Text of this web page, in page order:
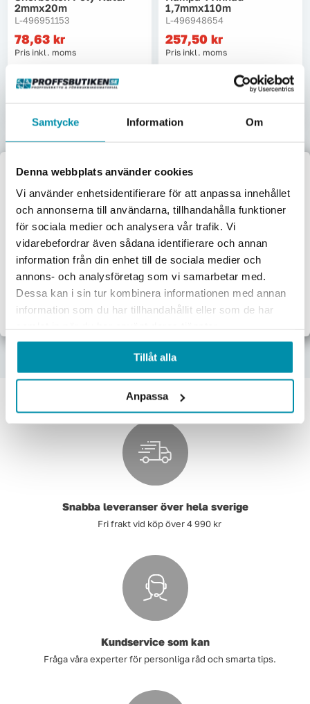
Samtycke Information Om
Denna webbplats använder cookies
Vi använder enhetsidentifierare för att anpassa innehållet
och annonserna till användarna, tillhandahålla funktioner
för sociala medier och analysera vår trafik. Vi
vidarebefordrar även sådana identifierare och annan
information från din enhet till de sociala medier och
annons- och analysföretag som vi samarbetar med.
Dessa kan i sin tur kombinera informationen med annan
information som du har tillhandahållit eller som de har
Tillåt alla
Anpassa
2mmx20m
L-496951153
78,63 kr
Pris inkl. moms
1,7mmx110m
L-496948654
257,50 kr
Pris inkl. moms
Steksnöre Poly Bomull
Vit 1mmx40m
L-496951005
89,13kr
Pris inkl. moms
Skickas omgående
Lägg i varukorgen
Tjärmärling Poly Hampa
2,2mmx130m
L-496948803
503,75kr
Pris inkl. moms
Skickas omgående
Lägg i varukorgen
Snabba leveranser över hela sverige
Fri frakt vid köp över 4 990 kr
Kundservice som kan
Fråga våra experter för personliga råd och smarta tips.
Välkommen till
Proffsbutiken
Jag handlar som:
Företag
Exkl. moms
Privat
Inkl. moms